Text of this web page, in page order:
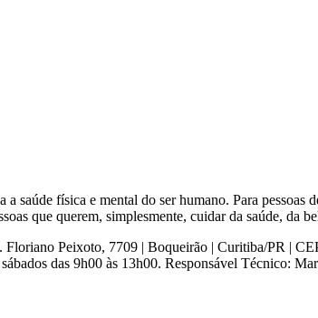
física e mental do ser humano. Para pessoas
que querem, simplesmente, cuidar da saúde, da
Peixoto, 7709 | Boqueirão | Curitiba/PR |
das 9h00 às 13h00. Responsável Técnico: